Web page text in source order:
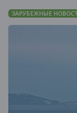
ЗАРУБЕЖНЫЕ